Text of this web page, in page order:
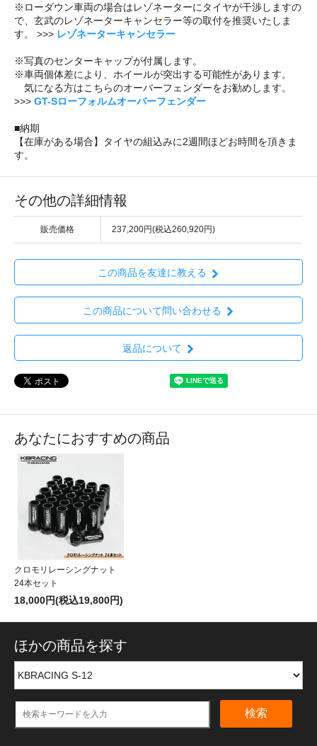
※ローダウン車両の場合はレゾネーターにタイヤが干渉しますの
で、玄武のレゾネーターキャンセラー等の取付を推奨いたしま
す。 >>> レゾネーターキャンセラー
※写真のセンターキャップが付属します。
※車両個体差により、ホイールが突出する可能性があります。
気になる方はこちらのオーバーフェンダーをお勧めします。
>>> GT-Sローフォルムオーバーフェンダー
■納期
【在庫がある場合】タイヤの組込みに2週間ほどお時間を頂きま
す。
その他の詳細情報
販売価格 237,200円(税込260,920円)
この商品を友達に教える
この商品について問い合わせる
返品について
あなたにおすすめの商品
クロモリレーシングナット
24本セット
18,000円(税込19,800円)
ほかの商品を探す
検索